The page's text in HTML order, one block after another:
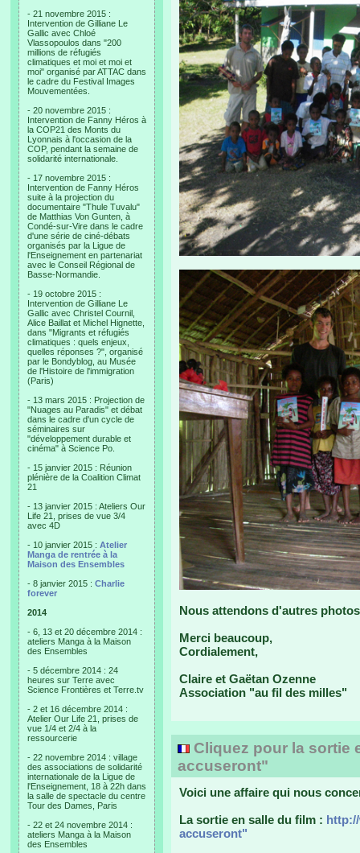
- 21 novembre 2015 :
Intervention de Gilliane Le
Gallic avec Chloé
Vlassopoulos dans "200
millions de réfugiés
climatiques et moi et moi et
moi" organisé par ATTAC dans
le cadre du Festival Images
Mouvementées.
- 20 novembre 2015 :
Intervention de Fanny Héros à
la COP21 des Monts du
Lyonnais à l'occasion de la
COP, pendant la semaine de
solidarité internationale.
- 17 novembre 2015 :
Intervention de Fanny Héros
suite à la projection du
documentaire "Thule Tuvalu"
de Matthias Von Gunten, à
Condé-sur-Vire dans le cadre
d'une série de ciné-débats
organisés par la Ligue de
l'Enseignement en partenariat
avec le Conseil Régional de
Basse-Normandie.
- 19 octobre 2015 :
Intervention de Gilliane Le
Gallic avec Christel Cournil,
Alice Baillat et Michel Hignette,
dans "Migrants et réfugiés
climatiques : quels enjeux,
quelles réponses ?", organisé
par le Bondyblog, au Musée
de l'Histoire de l'immigration
(Paris)
- 13 mars 2015 : Projection de
"Nuages au Paradis" et débat
dans le cadre d'un cycle de
séminaires sur
"développement durable et
cinéma" à Science Po.
- 15 janvier 2015 : Réunion
plénière de la Coalition Climat
21
- 13 janvier 2015 : Ateliers Our
Life 21, prises de vue 3/4
avec 4D
- 10 janvier 2015 : Atelier
Manga de rentrée à la
Maison des Ensembles
- 8 janvier 2015 : Charlie
forever
2014
- 6, 13 et 20 décembre 2014 :
ateliers Manga à la Maison
des Ensembles
- 5 décembre 2014 : 24
heures sur Terre avec
Science Frontières et Terre.tv
- 2 et 16 décembre 2014 :
Atelier Our Life 21, prises de
vue 1/4 et 2/4 à la
ressourcerie
- 22 novembre 2014 : village
des associations de solidarité
internationale de la Ligue de
l'Enseignement, 18 à 22h dans
la salle de spectacle du centre
Tour des Dames, Paris
- 22 et 24 novembre 2014 :
ateliers Manga à la Maison
des Ensembles
Nous attendons d'autres
Merci beaucoup,
Cordialement,
Claire et Gaëtan Ozenne
Association "au fil des milles"
Cliquez pour la sortie
accuseront"
Voici une affaire qui nous
La sortie en salle du film :
accuseront"